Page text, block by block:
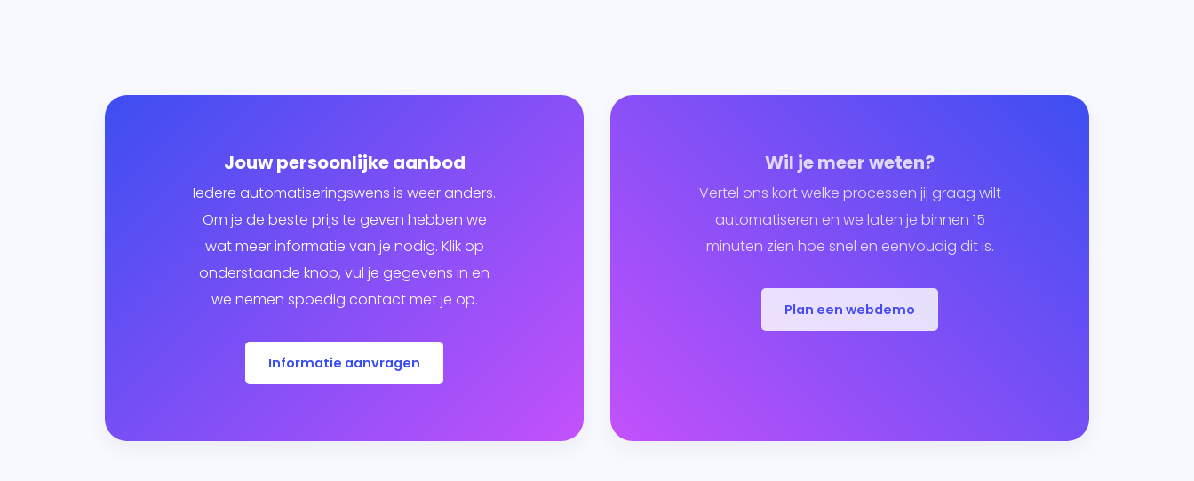
Jouw persoonlijke aanbod
Iedere automatiseringswens is weer anders.
Om je de beste prijs te geven hebben we
wat meer informatie van je nodig. Klik op
onderstaande knop, vul je gegevens in en
we nemen spoedig contact met je op.
Informatie aanvragen
Wil je meer weten?
Vertel ons kort welke processen jij graag wilt
automatiseren en we laten je binnen 15
minuten zien hoe snel en eenvoudig dit is.
Plan een webdemo